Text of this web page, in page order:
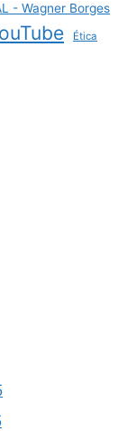
- Wagner Borges
Ética